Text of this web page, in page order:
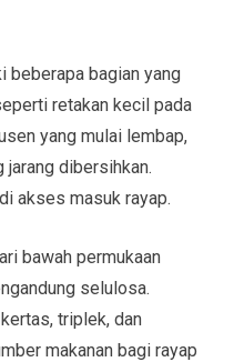
beberapa bagian yang
retakan kecil pada
yang mulai lembap,
jarang dibersihkan.
akses masuk rayap.
bawah permukaan
selulosa.
triplek, dan
makanan bagi rayap